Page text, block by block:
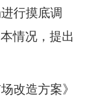
行摸底调
情况 ， 提出
改造方案》